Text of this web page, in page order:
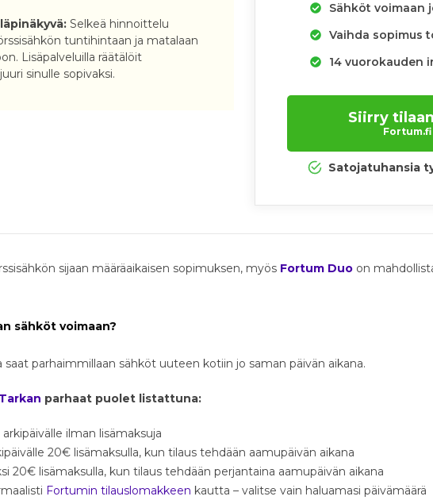
Selkeä hinnoittelu
tuntihintaan ja matalaan
Lisäpalveluilla räätälöit
sinulle sopivaksi.
Sähköt voimaan
Vaihda sopimus
14 vuorokauden
Siirry
Fortum.fi
Satojatuhansia
sijaan määräaikaisen sopimuksen, myös Fortum Duoon
sähköt voimaan?
saat parhaimmillaan sähköt uuteen kotiin jo saman päivän aikana.
parhaat puolet listattuna:
ilman lisämaksuja
20€ lisämaksulla, kun tilaus tehdään aamupäivän aikana
20€ lisämaksulla, kun tilaus tehdään perjantaina aamupäivän aikana
Fortumin tilauslomakkeen kautta – valitse vain haluamasi päivämäärä